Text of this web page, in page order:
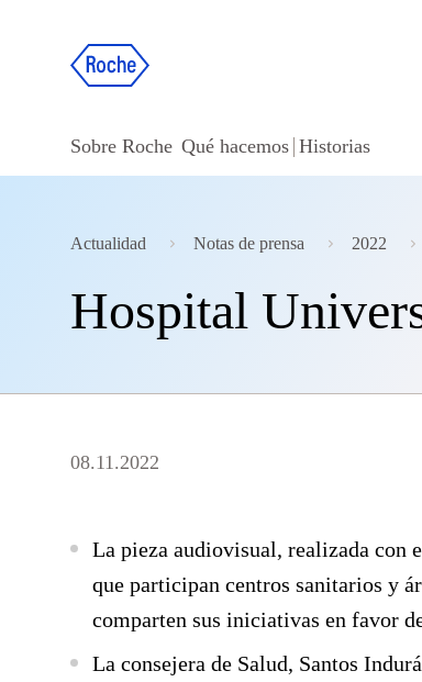
Sobre Roche Qué hacemos Historias
Actualidad Notas de prensa 2022
Hospital
08.11.2022
La pieza audiovisual, realizada con
que participan centros sanitarios y
comparten sus iniciativas en favor
La consejera de Salud, Santos